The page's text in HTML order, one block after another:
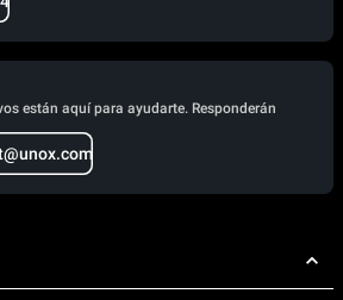
están aquí para ayudarte. Responderán